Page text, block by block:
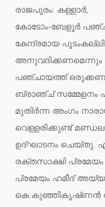
രാജപുരം: കള്ളാർ,
കോടോം-ബേളൂർ
കേന്ദ്രമായ
അനുവദിക്കണമെന്നും
പഞ്ചായത്ത്
ബ്രാഞ്ച് സമ്മേളനം
മുതിർന്ന അംഗം
വെള്ളരിക്കുണ്ട് മണ്ഡലം
ഉദ്ഘാടനം ചെയ്‌തു.
രക്തസാക്ഷി
പ്രമേയം ഹമീദ്
കെ.കുഞ്ഞികൃഷ്‌ണൻ